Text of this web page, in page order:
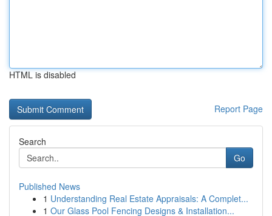
HTML is disabled
Report Page
Search
Go
Published News
1 Understanding Real Estate Appraisals: A Complet...
1 Our Glass Pool Fencing Designs & Installation...